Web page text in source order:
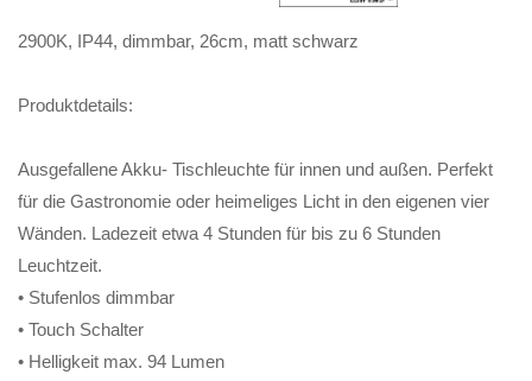
2900K, IP44, dimmbar, 26cm, matt schwarz
Produktdetails:
Ausgefallene Akku- Tischleuchte für innen und außen. Perfekt
für die Gastronomie oder heimeliges Licht in den eigenen vier
Wänden. Ladezeit etwa 4 Stunden für bis zu 6 Stunden
Leuchtzeit.
• Stufenlos dimmbar
• Touch Schalter
• Helligkeit max. 94 Lumen